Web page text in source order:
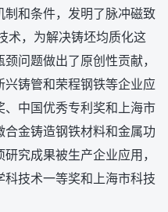
和条件，发明了脉冲磁致
术，为解决铸坯均质化这
问题做出了原创性贡献，
铸管和荣程钢铁等企业应
中国优秀专利奖和上海市
金铸造钢铁材料和金属功
究成果被生产企业应用，
技术一等奖和上海市科技